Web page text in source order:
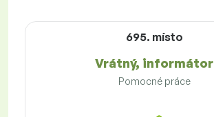
695. místo
Vrátný, informátor
Pomocné práce